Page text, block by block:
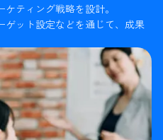
ティング戦略を設計。
ゲット設定などを通じて、成果